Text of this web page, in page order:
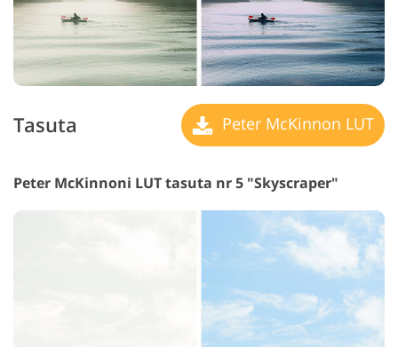
Tasuta Peter McKinnon LUT
Peter McKinnoni LUT tasuta nr 5 "Skyscraper"